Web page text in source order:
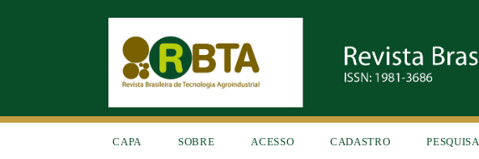
CAPA SOBRE ACESSO CADASTRO PESQUISA